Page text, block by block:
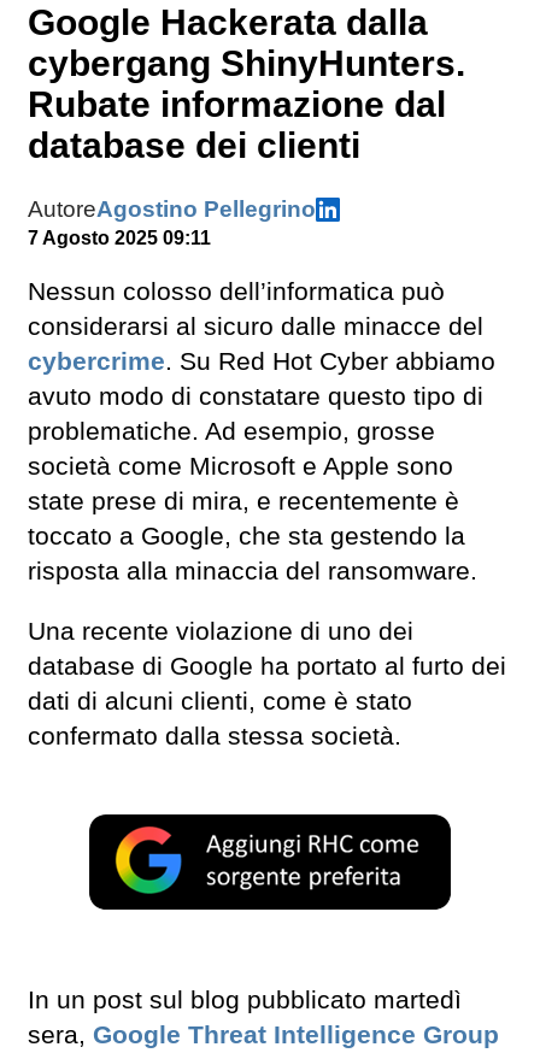
Google Hackerata dalla
cybergang ShinyHunters.
Rubate informazione dal
database dei clienti
AutoreAgostino Pellegrino
7 Agosto 2025 09:11
Nessun colosso dell’informatica può
considerarsi al sicuro dalle minacce del
cybercrime. Su Red Hot Cyber abbiamo
avuto modo di constatare questo tipo di
problematiche. Ad esempio, grosse
società come Microsoft e Apple sono
state prese di mira, e recentemente è
toccato a Google, che sta gestendo la
risposta alla minaccia del ransomware.
Una recente violazione di uno dei
database di Google ha portato al furto dei
dati di alcuni clienti, come è stato
confermato dalla stessa società.
In un post sul blog pubblicato martedì
sera, Google Threat Intelligence Group